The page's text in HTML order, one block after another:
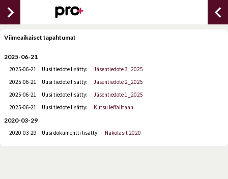
chevron_right chevron_left
Viimeaikaiset tapahtumat
2025-06-21
2025-06-21 Uusi tiedote lisätty:
Jäsentiedote 3_2025
2025-06-21
Uusi tiedote lisätty:
Jäsentiedote 2_2025
2025-06-21
Uusi tiedote lisätty:
Jäsentiedote 1_2025
2025-06-21
Uusi tiedote lisätty: Kutsu leffailtaan.
2020-03-29
2020-03-29 Uusi dokumentti lisätty: Näkölasit 2020